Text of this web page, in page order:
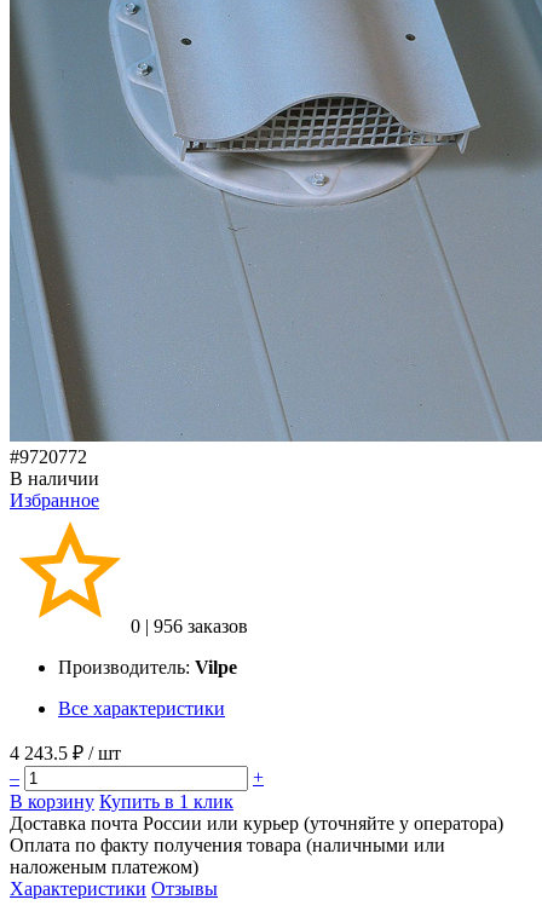
#9720772
В наличии
Избранное
0 | 956 заказов
Производитель: Vilpe
Все характеристики
4 243.5 ₽ / шт
–
+
В корзину Купить в 1 клик
Доставка почта России или курьер (уточняйте у оператора)
Оплата по факту получения товара (наличными или
наложеным платежом)
Характеристики Отзывы